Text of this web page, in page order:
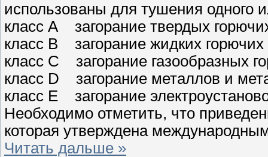
использованы для тушения одного
класс А загорание твердых
класс В загорание жидких
класс С загорание газообразных
класс D загорание металлов и
класс Е загорание
Необходимо отметить, что
которая утверждена
Читать дальше »